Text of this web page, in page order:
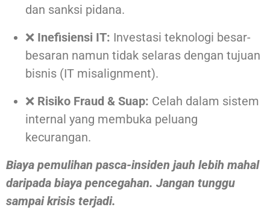
dan sanksi pidana.
❌ Inefisiensi IT: Investasi teknologi besar-
besaran namun tidak selaras dengan tujuan
bisnis (IT misalignment).
❌ Risiko Fraud & Suap: Celah dalam sistem
internal yang membuka peluang
kecurangan.
Biaya pemulihan pasca-insiden jauh lebih mahal
daripada biaya pencegahan. Jangan tunggu
sampai krisis terjadi.